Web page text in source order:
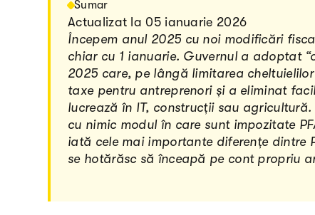
Sumar
Actualizat la 05 ianuarie 2026
Începem anul 2025 cu noi modificări
chiar cu 1 ianuarie. Guvernul a adoptat
2025 care, pe lângă limitarea
taxe pentru antreprenori și a eliminat
lucrează în IT, construcții sau
cu nimic modul în care sunt impozitate
iată cele mai importante diferențe dintre
se hotărăsc să înceapă pe cont propriu